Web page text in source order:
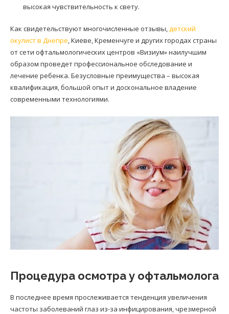
высокая чувствительность к свету.
Как свидетельствуют многочисленные отзывы,детский
окулист в Днепре, Киеве, Кременчуге и других городах страны
от сети офтальмологических центров «Визиум» наилучшим
образом проведет профессиональное обследование и
лечение ребенка. Безусловные преимущества – высокая
квалификация, большой опыт и доскональное владение
современными технологиями.
Процедура осмотра у офтальмолога
В последнее время прослеживается тенденция увеличения
частоты заболеваний глаз из-за инфицирования, чрезмерной